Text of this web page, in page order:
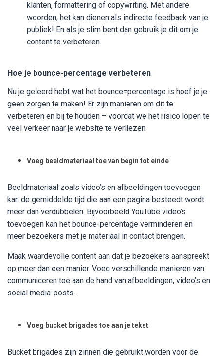
klanten, formattering of copywriting. Met andere
woorden, het kan dienen als indirecte feedback van je
publiek! En als je slim bent dan gebruik je dit om je
content te verbeteren.
Hoe je bounce-percentage verbeteren
Nu je geleerd hebt wat het bounce=percentage is hoef je je
geen zorgen te maken! Er zijn manieren om dit te
verbeteren en bij te houden – voordat we het risico lopen te
veel verkeer naar je website te verliezen.
Voeg beeldmateriaal toe van begin tot einde
Beeldmateriaal zoals video’s en afbeeldingen toevoegen
kan de gemiddelde tijd die aan een pagina besteedt wordt
meer dan verdubbelen. Bijvoorbeeld YouTube video’s
toevoegen kan het bounce-percentage verminderen en
meer bezoekers met je materiaal in contact brengen.
Maak waardevolle content aan dat je bezoekers aanspreekt
op meer dan een manier. Voeg verschillende manieren van
communiceren toe aan de hand van afbeeldingen, video’s en
social media-posts.
Voeg bucket brigades toe aan je tekst
Bucket brigades zijn zinnen die gebruikt worden voor de